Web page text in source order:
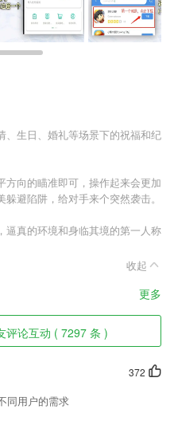
、生日、婚礼等场景下的祝福和纪
向的瞄准即可，操作起来会更加
避陷阱，给对手来个突然袭击。
逼真的环境和身临其境的第一人称
收起
更多
评论互动 ( 7297 条 )
372
同用户的需求